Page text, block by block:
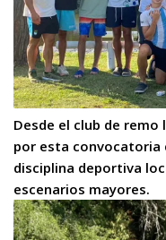
Desde el club de
por esta convocatoria
disciplina deportiva
escenarios mayores.